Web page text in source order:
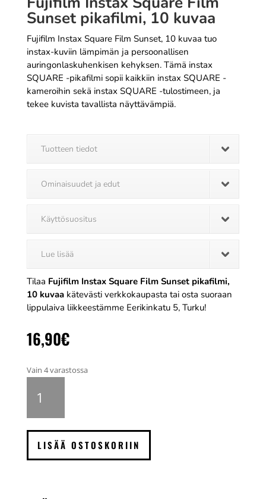
Sunset pikafilmi, 10 kuvaa
Fujifilm Instax Square Film Sunset, 10 kuvaa tuo
instax-kuviin lämpimän ja persoonallisen
auringonlaskuhenkisen kehyksen. Tämä instax
SQUARE -pikafilmi sopii kaikkiin instax SQUARE -
kameroihin sekä instax SQUARE -tulostimeen, ja
tekee kuvista tavallista näyttävämpiä.
Tuotteen tiedot
Ominaisuudet ja edut
Käyttösuositus
Lue lisää
Tilaa Fujifilm Instax Square Film Sunset pikafilmi,
10 kuvaakätevästi verkkokaupasta tai osta suoraan
lippulaiva liikkeestämme Eerikinkatu 5, Turku!
16,90€
Vain 4 varastossa
Instax
pikafilmi,
LISÄÄ OSTOSKORIIN